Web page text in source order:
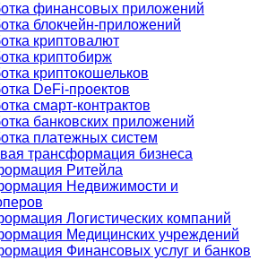
финансовых приложений
блокчейн-приложений
криптовалют
криптобирж
криптокошельков
DeFi-проектов
смарт-контрактов
банковских приложений
платежных систем
трансформация бизнеса
Ритейла
Недвижимости и
Логистических компаний
Медицинских учреждений
Финансовых услуг и банков